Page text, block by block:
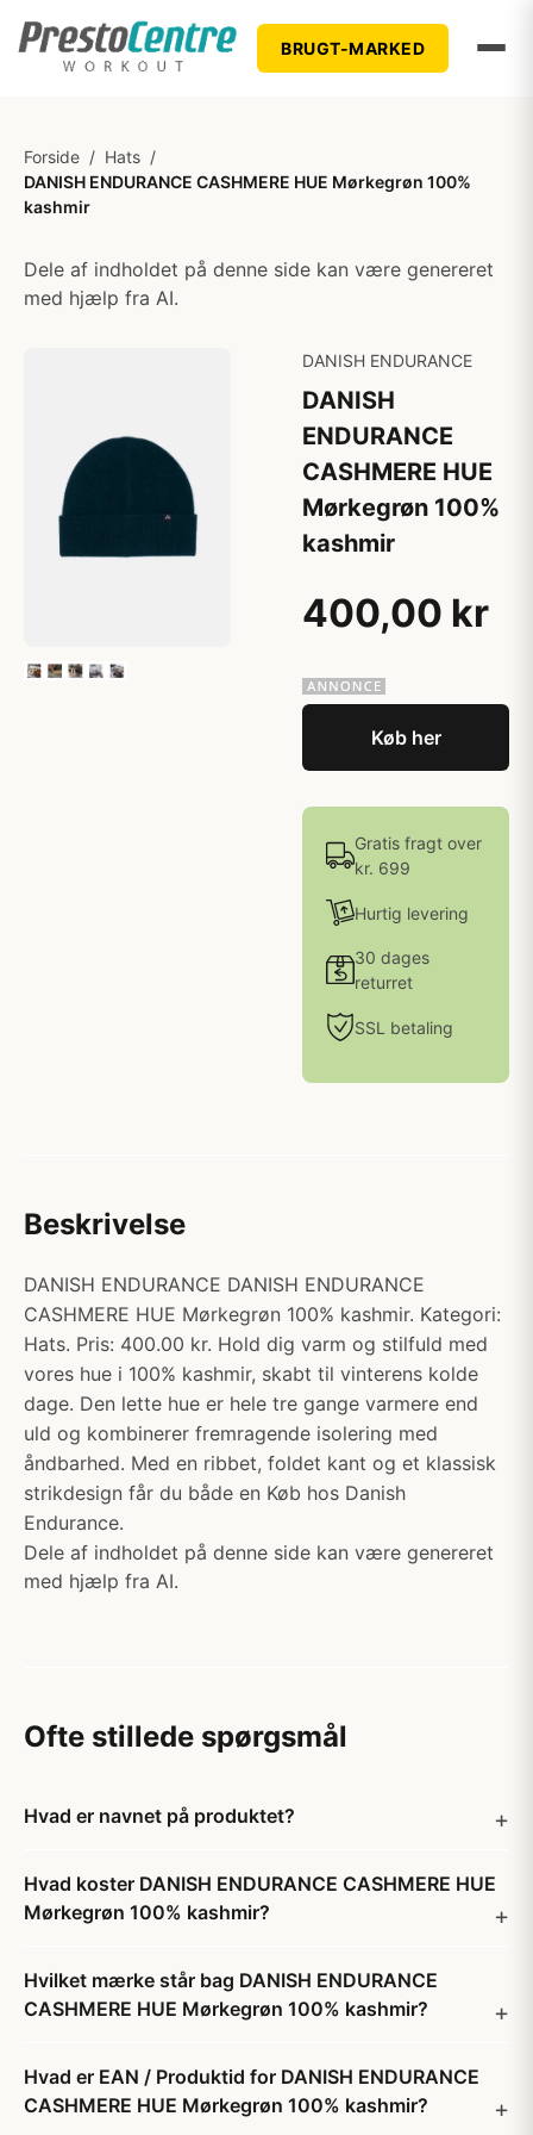
BRUGT-MARKED
Forside / Hats /
DANISH ENDURANCE CASHMERE HUE Mørkegrøn 100%
kashmir
Dele af indholdet på denne side kan være genereret
med hjælp fra AI.
DANISH ENDURANCE
DANISH
ENDURANCE
CASHMERE HUE
Mørkegrøn 100%
kashmir
400,00 kr
Køb her
Gratis fragt over
kr. 699
Hurtig levering
30 dages
returret
SSL betaling
Beskrivelse
DANISH ENDURANCE DANISH ENDURANCE
CASHMERE HUE Mørkegrøn 100% kashmir. Kategori:
Hats. Pris: 400.00 kr. Hold dig varm og stilfuld med
vores hue i 100% kashmir, skabt til vinterens kolde
dage. Den lette hue er hele tre gange varmere end
uld og kombinerer fremragende isolering med
åndbarhed. Med en ribbet, foldet kant og et klassisk
strikdesign får du både en Køb hos Danish
Endurance.
Dele af indholdet på denne side kan være genereret
med hjælp fra AI.
Ofte stillede spørgsmål
Hvad er navnet på produktet?
Hvad koster DANISH ENDURANCE CASHMERE HUE
Mørkegrøn 100% kashmir?
Hvilket mærke står bag DANISH ENDURANCE
CASHMERE HUE Mørkegrøn 100% kashmir?
Hvad er EAN / Produktid for DANISH ENDURANCE
CASHMERE HUE Mørkegrøn 100% kashmir?